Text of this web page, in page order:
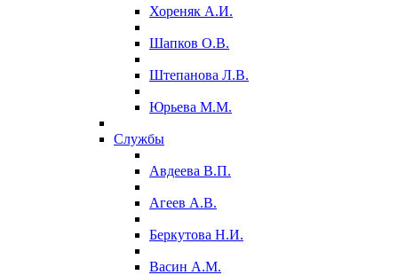
Хореняк А.И.
Шапков О.В.
Штепанова Л.В.
Юрьева М.М.
Службы
Авдеева В.П.
Агеев А.В.
Беркутова Н.И.
Васин А.М.